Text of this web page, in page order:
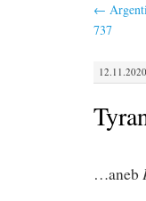
←
737
…aneb